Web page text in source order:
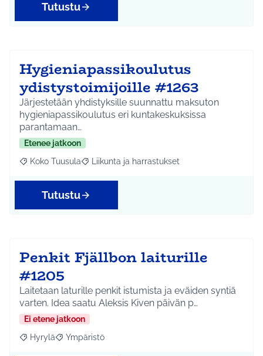
Tutustu
Hygieniapassikoulutus
ydistystoimijoille #1263
Järjestetään yhdistyksille suunnattu maksuton
hygieniapassikoulutus eri kuntakeskuksissa
parantamaan…
Etenee jatkoon
Rajaa tulokset aihepiirin mukaan: Koko Tuusula
Koko Tuusula Rajaa tulokset teeman mukaan: Liikunta ja
Liikunta ja harrastukset
Tutustu
Penkit Fjällbon laiturille
#1205
Laitetaan laturille penkit istumista ja eväiden syntiä
varten. Idea saatu Aleksis Kiven päivän p…
Ei etene jatkoon
Rajaa tulokset aihepiirin mukaan: Hyrylä
Hyrylä Rajaa tulokset teeman mukaan: Ympäristö
Ympäristö